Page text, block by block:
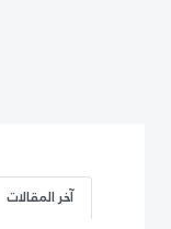
آخر المقالات